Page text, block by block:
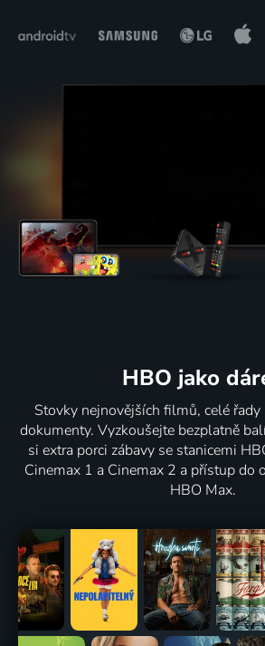
HBO jako
Stovky nejnovějších filmů, celé
dokumenty. Vyzkoušejte bezplatně
si extra porci zábavy se stanicemi
Cinemax 1 a Cinemax 2 a přístup do
HBO Max.